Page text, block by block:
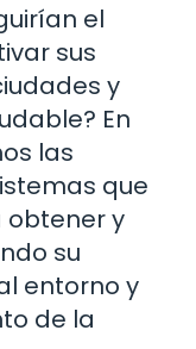
el
sus
y
En
las
que
obtener y
su
entorno y
de la